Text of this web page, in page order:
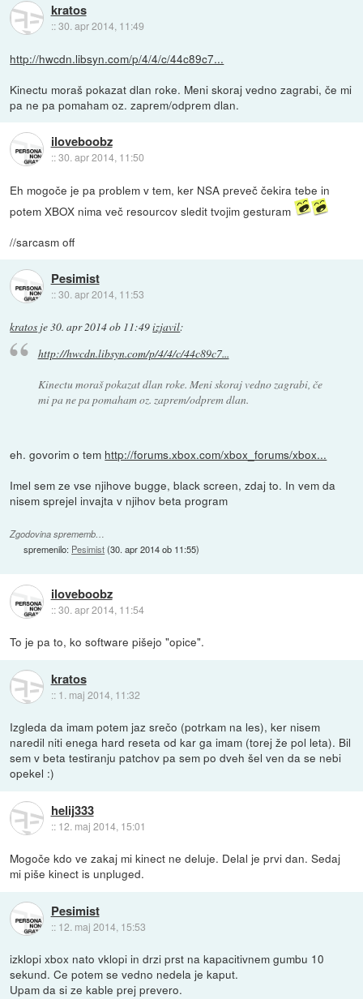
kratos
::30. apr 2014, 11:49
http://hwcdn.libsyn.com/p/4/4/c/44c89c7...
Kinectu moraš pokazat dlan roke. Meni skoraj vedno zagrabi, če mi
pa ne pa pomaham oz. zaprem/odprem dlan.
iloveboobz
::30. apr 2014, 11:50
Eh mogoče je pa problem v tem, ker NSA preveč čekira tebe in
potem XBOX nima več resourcov sledit tvojim gesturam
//sarcasm off
Pesimist
::30. apr 2014, 11:53
kratos je30. apr 2014 ob 11:49izjavil:
http://hwcdn.libsyn.com/p/4/4/c/44c89c7...
Kinectu moraš pokazat dlan roke. Meni skoraj vedno zagrabi, če
mi pa ne pa pomaham oz. zaprem/odprem dlan.
eh. govorim o tem http://forums.xbox.com/xbox_forums/xbox...
Imel sem ze vse njihove bugge, black screen, zdaj to. In vem da
nisem sprejel invajta v njihov beta program
Zgodovina sprememb…
spremenilo: Pesimist(30. apr 2014 ob 11:55)
iloveboobz
::30. apr 2014, 11:54
To je pa to, ko software pišejo "opice".
kratos
:: 1. maj 2014, 11:32
Izgleda da imam potem jaz srečo (potrkam na les), ker nisem
naredil niti enega hard reseta od kar ga imam (torej že pol leta). Bil
sem v beta testiranju patchov pa sem po dveh šel ven da se nebi
opekel :)
helij333
:: 12. maj 2014, 15:01
Mogoče kdo ve zakaj mi kinect ne deluje. Delal je prvi dan. Sedaj
mi piše kinect is unpluged.
Pesimist
:: 12. maj 2014, 15:53
izklopi xbox nato vklopi in drzi prst na kapacitivnem gumbu 10
sekund. Ce potem se vedno nedela je kaput.
Upam da si ze kable prej prevero.